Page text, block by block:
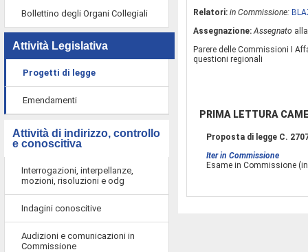
Bollettino degli Organi Collegiali
Attività Legislativa
Progetti di legge
Emendamenti
Attività di indirizzo, controllo
e conoscitiva
Interrogazioni, interpellanze,
mozioni, risoluzioni e odg
Indagini conoscitive
Audizioni e comunicazioni in
Commissione
Relatori: in Commissione:
Assegnazione: Assegnato
Parere delle Commissioni I
questioni regionali
PRIMA LETTURA
Proposta di legge C.
Iter in Commissione
Esame in Commissione